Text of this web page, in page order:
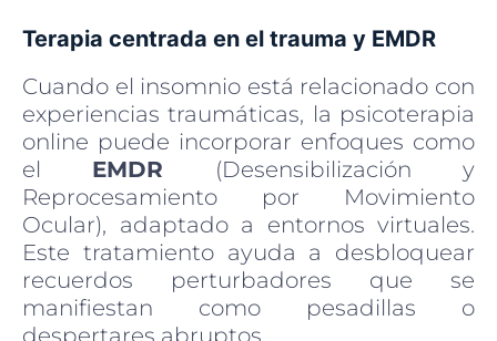
Terapia centrada en el trauma y EMDR
Cuando el insomnio está relacionado con
experiencias traumáticas, la psicoterapia
online puede incorporar enfoques como
el EMDR (Desensibilización y
Reprocesamiento por Movimiento
Ocular), adaptado a entornos virtuales.
Este tratamiento ayuda a desbloquear
recuerdos perturbadores que se
manifiestan como pesadillas o
despertares abruptos.